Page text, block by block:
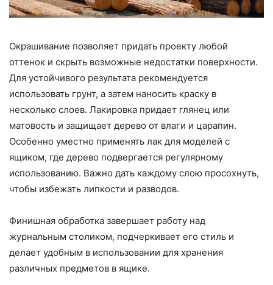
Окрашивание позволяет придать проекту любой
оттенок и скрыть возможные недостатки поверхности.
Для устойчивого результата рекомендуется
использовать грунт, а затем наносить краску в
несколько слоев. Лакировка придает глянец или
матовость и защищает дерево от влаги и царапин.
Особенно уместно применять лак для моделей с
ящиком, где дерево подвергается регулярному
использованию. Важно дать каждому слою просохнуть,
чтобы избежать липкости и разводов.
Финишная обработка завершает работу над
журнальным столиком, подчеркивает его стиль и
делает удобным в использовании для хранения
различных предметов в ящике.